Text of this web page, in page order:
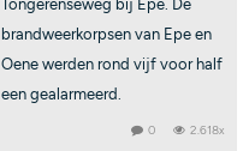
Tongerenseweg bij Epe. De
brandweerkorpsen van Epe en
Oene werden rond vijf voor half
een gealarmeerd.
0 2.618x